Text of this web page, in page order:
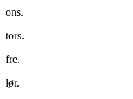
ons.
tors.
fre.
lør.